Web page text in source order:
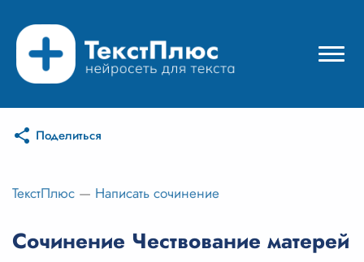
Режимы нейросети
Цены
Вход
Поделиться
ТекстПлюс — Написать сочинение
Сочинение Чествование матерей